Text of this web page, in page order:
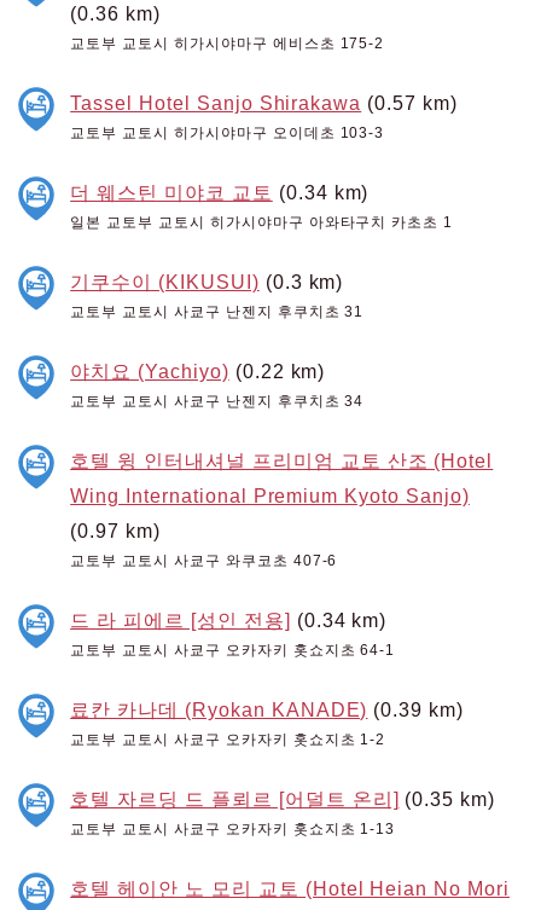
(0.36 km)
교토부 교토시 히가시야마구 에비스초 175-2
Tassel Hotel Sanjo Shirakawa (0.57 km)
교토부 교토시 히가시야마구 오이데초 103-3
더 웨스틴 미야코 교토 (0.34 km)
일본 교토부 교토시 히가시야마구 아와타구치 카초초 1
기쿠수이 (KIKUSUI) (0.3 km)
교토부 교토시 사쿄구 난젠지 후쿠치초 31
야치요 (Yachiyo) (0.22 km)
교토부 교토시 사쿄구 난젠지 후쿠치초 34
호텔 윙 인터내셔널 프리미엄 교토 산조 (Hotel
Wing International Premium Kyoto Sanjo)
(0.97 km)
교토부 교토시 사쿄구 와쿠코초 407-6
드 라 피에르 [성인 전용] (0.34 km)
교토부 교토시 사쿄구 오카자키 홋쇼지초 64-1
료칸 카나데 (Ryokan KANADE) (0.39 km)
교토부 교토시 사쿄구 오카자키 홋쇼지초 1-2
호텔 자르딩 드 플뢰르 [어덜트 온리] (0.35 km)
교토부 교토시 사쿄구 오카자키 홋쇼지초 1-13
호텔 헤이안 노 모리 교토 (Hotel Heian No Mori